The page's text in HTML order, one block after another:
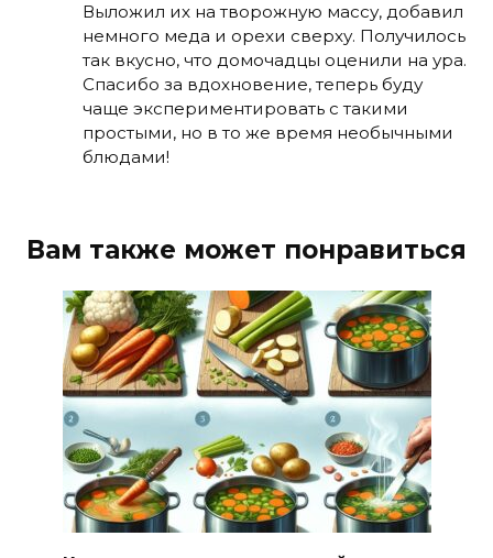
Выложил их на творожную массу, добавил
немного меда и орехи сверху. Получилось
так вкусно, что домочадцы оценили на ура.
Спасибо за вдохновение, теперь буду
чаще экспериментировать с такими
простыми, но в то же время необычными
блюдами!
Вам также может понравиться